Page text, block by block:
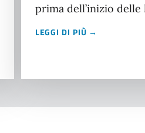
prima dell’inizio delle
LEGGI DI PIÙ →